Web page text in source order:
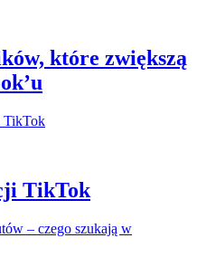
które zwiększą
TikTok